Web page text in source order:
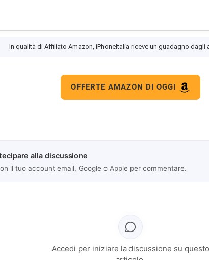
In qualità di Affiliato Amazon, iPhoneItalia riceve un guadagno dagli
OFFERTE AMAZON DI OGGI
alla discussione
il tuo account email, Google o Apple per commentare.
Accedi per iniziare la discussione su questo